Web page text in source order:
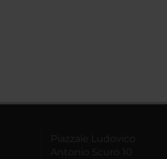
Piazzale Ludovico
Antonio Scuro 10